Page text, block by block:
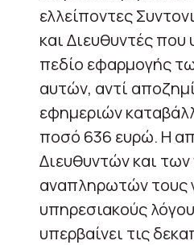
ελλείποντες
και Διευθυντές
πεδίο εφαρμογής
αυτών, αντί
εφημεριών
ποσό 636 ευρώ. Η
Διευθυντών και
αναπληρωτών τους
υπηρεσιακούς
υπερβαίνει τις